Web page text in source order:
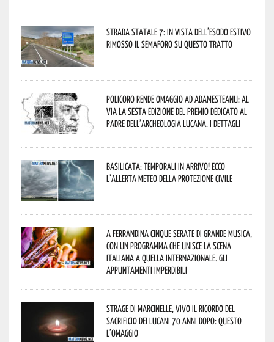
Strada statale 7: in vista dell’esodo estivo
rimosso il semaforo su questo tratto
Policoro rende omaggio ad Adamesteanu: al
via la sesta edizione del Premio dedicato al
padre dell’archeologia lucana. I dettagli
Basilicata: temporali in arrivo! Ecco
l’allerta meteo della Protezione civile
A Ferrandina cinque serate di grande musica,
con un programma che unisce la scena
italiana a quella internazionale. Gli
appuntamenti imperdibili
Strage di Marcinelle, vivo il ricordo del
sacrificio dei lucani 70 anni dopo: questo
l’omaggio